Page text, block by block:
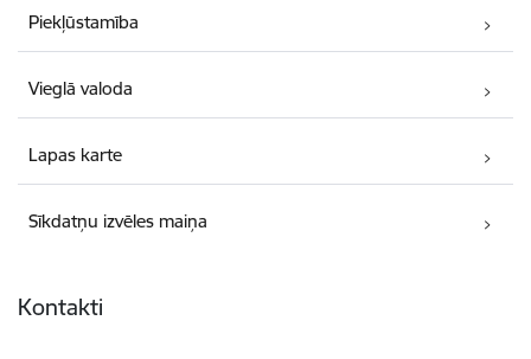
Piekļūstamība
Vieglā valoda
Lapas karte
Sīkdatņu izvēles maiņa
Kontakti